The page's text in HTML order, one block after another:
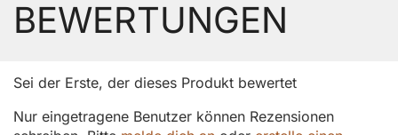
BEWERTUNGEN
Sei der Erste, der dieses Produkt bewertet
Nur eingetragene Benutzer können Rezensionen